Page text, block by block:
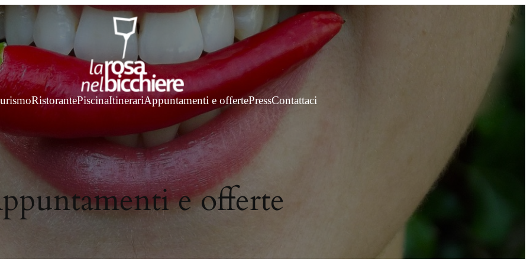
RistorantePiscinaItinerariAppuntamenti e offertePressContattaci
e offerte